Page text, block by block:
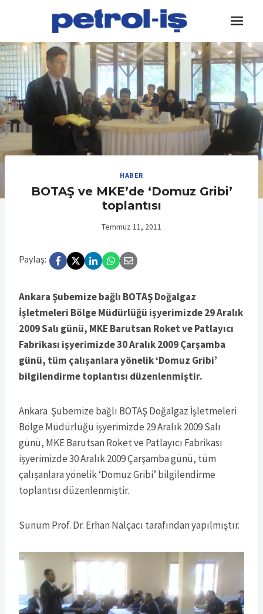
content
HABER
BOTAŞ ve MKE’de ‘Domuz Gribi’
toplantısı
Temmuz 11, 2011
Paylaş:
Ankara Şubemize bağlı BOTAŞ Doğalgaz
İşletmeleri Bölge Müdürlüğü işyerimizde 29 Aralık
2009 Salı günü, MKE Barutsan Roket ve Patlayıcı
Fabrikası işyerimizde 30 Aralık 2009 Çarşamba
günü, tüm çalışanlara yönelik ‘Domuz Gribi’
bilgilendirme toplantısı düzenlenmiştir.
Ankara Şubemize bağlı BOTAŞ Doğalgaz İşletmeleri
Bölge Müdürlüğü işyerimizde 29 Aralık 2009 Salı
günü, MKE Barutsan Roket ve Patlayıcı Fabrikası
işyerimizde 30 Aralık 2009 Çarşamba günü, tüm
çalışanlara yönelik ‘Domuz Gribi’ bilgilendirme
toplantısı düzenlenmiştir.
Sunum Prof. Dr. Erhan Nalçacı tarafından yapılmıştır.